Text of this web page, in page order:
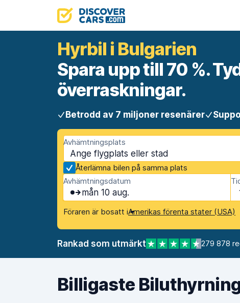
Hyrbil i Bulgarien
Spara upp till 70 %.
överraskningar.
Betrodd av 7 miljoner resenärer
Avhämtningsplats
Återlämna bilen på samma plats
Avhämtningsdatum
mån 10 aug.
Föraren är bosatt iAmerikas förenta stater (USA)
Rankad som utmärkt 279 878
Billigaste